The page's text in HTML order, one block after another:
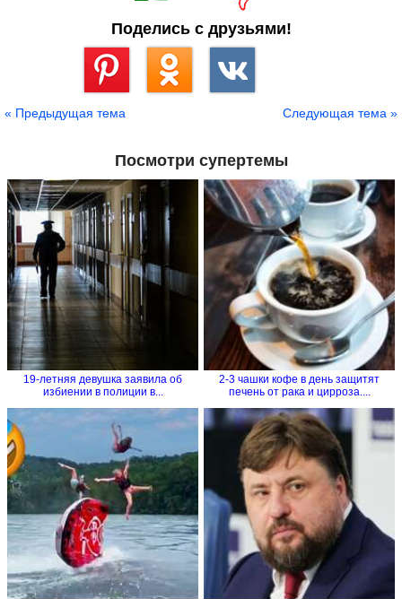
Поделись с друзьями!
« Предыдущая тема Следующая тема »
Посмотри супертемы
19-летняя девушка заявила об
избиении в полиции в...
2-3 чашки кофе в день защитят
печень от рака и цирроза....